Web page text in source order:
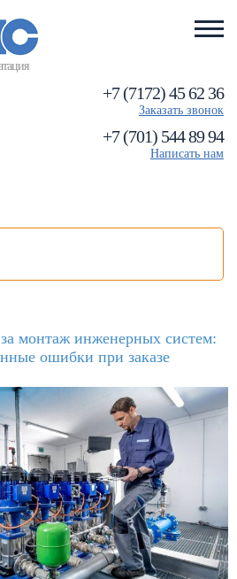
+7 (7172) 45 62 36
Заказать звонок
+7 (701) 544 89 94
Написать нам
монтаж инженерных систем:
ошибки при заказе